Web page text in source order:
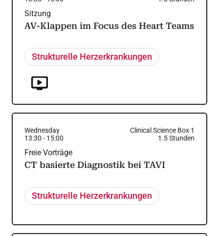
Sitzung
AV-Klappen im Focus des Heart Teams
Strukturelle Herzerkrankungen
Wednesday
Clinical Science Box 1
13:30 - 15:00 1.5Stunden
Freie Vorträge
CT basierte Diagnostik bei TAVI
Strukturelle Herzerkrankungen